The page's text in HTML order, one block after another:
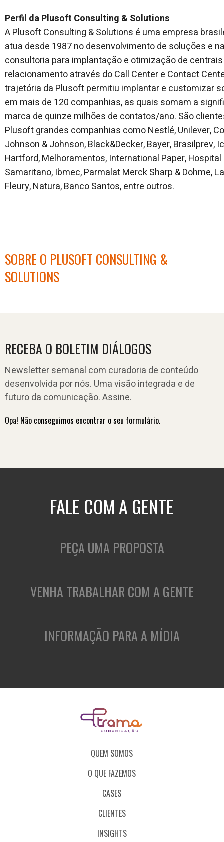
Perfil da Plusoft Consulting & Solutions
A Plusoft Consulting & Solutions é uma empresa
atua desde 1987 no desenvolvimento de soluções e
consultoria para implantação e otimização de
relacionamento através do Call Center e Contact
trajetória da Plusoft permitiu implantar e customizar
em mais de 120 companhias, as quais somam a
marca de quinze milhões de contatos/ano. São
Plusoft grandes companhias como Nestlé, Unilever,
Johnson & Johnson, Black&Decker, Bayer, Brasilprev,
Hartford, Melhoramentos, International Paper, Hospital
Samaritano, Ibmec, Parmalat Merck Sharp & Dohme,
Fleury, Natura, Banco Santos, entre outros.
SOBRE O PLUSOFT CONSULTING &
SOLUTIONS
RECEBA O BOLETIM DIÁLOGOS
Newsletter semanal com curadoria de conteúdo
desenvolvida por nós. Uma visão integrada e de
futuro da comunicação. Assine.
Opa! Não conseguimos encontrar o seu formulário.
FALE COM A GENTE
PEÇA UMA PROPOSTA
VENHA TRABALHAR COM A GENTE
INFORMAÇÃO PARA A MÍDIA
QUEM SOMOS
O QUE FAZEMOS
CASES
CLIENTES
INSIGHTS